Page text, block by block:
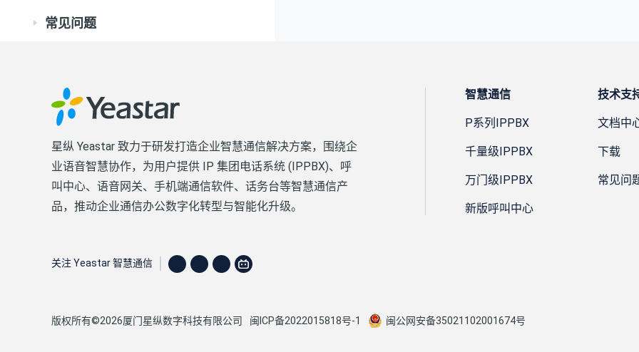
常见问题
星纵 Yeastar 致力于研发打造企业智慧通信解决方案，围绕企
业语音智慧协作，为用户提供 IP 集团电话系统 (IPPBX)、呼
叫中心、语音网关、手机端通信软件、话务台等智慧通信产
品，推动企业通信办公数字化转型与智能化升级。
智慧通信
P系列IPPBX
千量级IPPBX
万门级IPPBX
新版呼叫中心
技术支
文档中
下载
常见问
关注 Yeastar 智慧通信
版权所有©2026厦门星纵数字科技有限公司 闽ICP备2022015818号-1 闽公网安备35021102001674号